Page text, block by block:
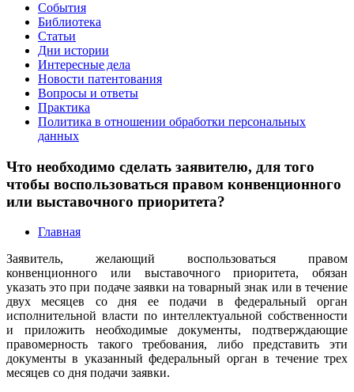
События
Библиотека
Статьи
Дни истории
Интересные дела
Новости патентования
Вопросы и ответы
Практика
Политика в отношении обработки персональных
данных
Что необходимо сделать заявителю, для того
чтобы воспользоваться правом конвенционного
или выставочного приоритета?
Главная
Заявитель, желающий воспользоваться правом
конвенционного или выставочного приоритета, обязан
указать это при подаче заявки на товарный знак или в течение
двух месяцев со дня ее подачи в федеральный орган
исполнительной власти по интеллектуальной собственности
и приложить необходимые документы, подтверждающие
правомерность такого требования, либо представить эти
документы в указанный федеральный орган в течение трех
месяцев со дня подачи заявки.